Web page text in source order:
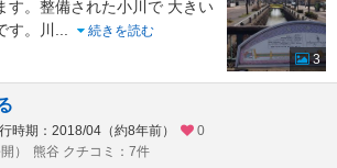
す。整備された小川で 大きい
す。川 ...
続きを読む
3
時期：2018/04（約8年前）
0
） 熊谷 クチコミ：7件